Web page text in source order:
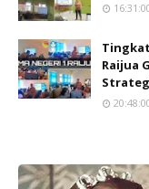
Raijua